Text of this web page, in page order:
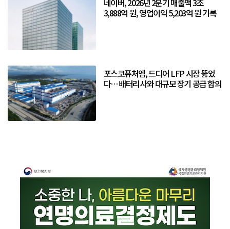
네이버, 2026년 2분기 매출액 3조
3,888억 원, 영업이익 5,203억 원 기록
포스코퓨처엠, 드디어 LFP 시장 뚫었
다… 배터리사와 대규모 장기 공급 합의